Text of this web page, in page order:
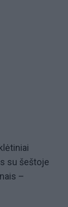
su šeštoje
–